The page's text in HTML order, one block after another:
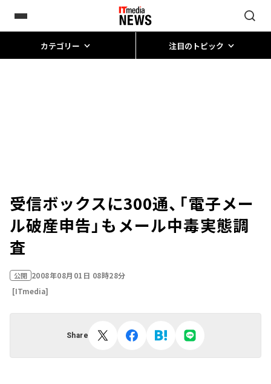
カテゴリー 注目のトピック
受信ボックスに300通、「電子メー
ル破産申告」も――メール中毒実態調
査
公開 2008年08月01日 08時28分
[ITmedia]
Share